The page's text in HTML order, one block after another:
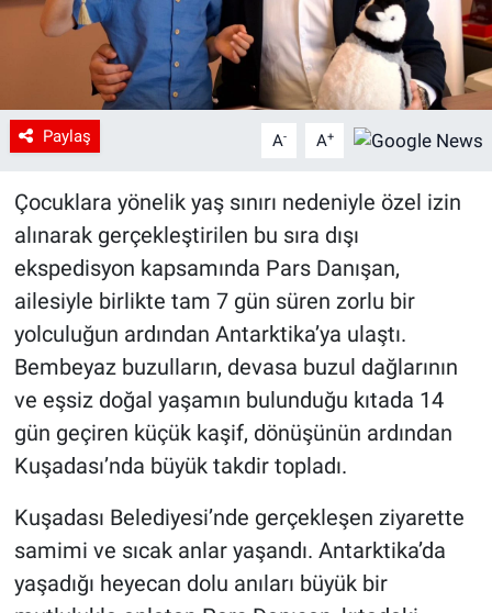
Paylaş A- A+
Çocuklara yönelik yaş sınırı nedeniyle özel izin
alınarak gerçekleştirilen bu sıra dışı
ekspedisyon kapsamında Pars Danışan,
ailesiyle birlikte tam 7 gün süren zorlu bir
yolculuğun ardından Antarktika’ya ulaştı.
Bembeyaz buzulların, devasa buzul dağlarının
ve eşsiz doğal yaşamın bulunduğu kıtada 14
gün geçiren küçük kaşif, dönüşünün ardından
Kuşadası’nda büyük takdir topladı.
Kuşadası Belediyesi’nde gerçekleşen ziyarette
samimi ve sıcak anlar yaşandı. Antarktika’da
yaşadığı heyecan dolu anıları büyük bir